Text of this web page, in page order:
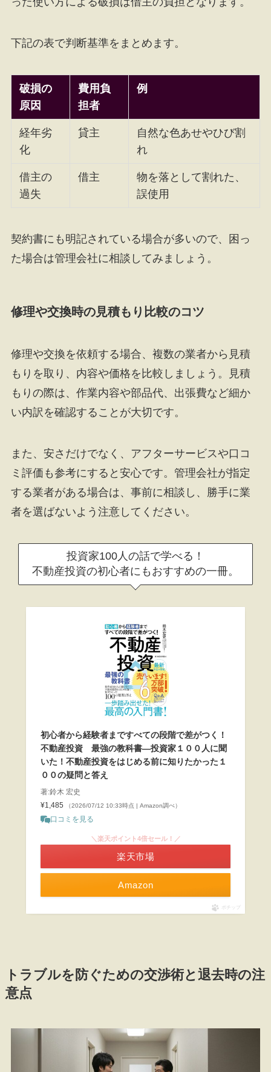
下記の表で判断基準をまとめます。
破損の
原因
費用負
担者
例
経年劣
化
貸主
自然な色あせやひび割
れ
借主の
過失
借主
物を落として割れた、
誤使用
契約書にも明記されている場合が多いので、困っ
た場合は管理会社に相談してみましょう。
修理や交換時の見積もり比較のコツ
修理や交換を依頼する場合、複数の業者から見積
もりを取り、内容や価格を比較しましょう。見積
もりの際は、作業内容や部品代、出張費など細か
い内訳を確認することが大切です。
また、安さだけでなく、アフターサービスや口コ
ミ評価も参考にすると安心です。管理会社が指定
する業者がある場合は、事前に相談し、勝手に業
者を選ばないよう注意してください。
投資家100人の話で学べる！
不動産投資の初心者にもおすすめの一冊。
初心者から経験者まですべての段階で差がつく！
不動産投資 最強の教科書―投資家１００人に聞
いた！不動産投資をはじめる前に知りたかった１
００の疑問と答え
著:鈴木 宏史
¥1,485
（2026/07/12 10:33時点 | Amazon調べ）
口コミを見る
Amazon
＼楽天ポイント4倍セール！／
楽天市場
ポチップ
トラブルを防ぐための交渉術と退去時の注
意点